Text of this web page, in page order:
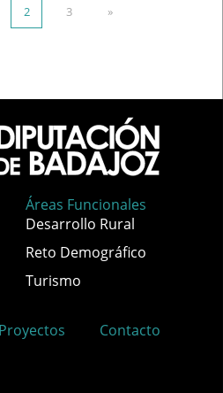
2 3 »
Áreas Funcionales
Desarrollo Rural
Reto Demográfico
Turismo
Proyectos Contacto